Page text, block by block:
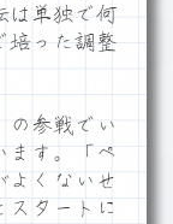
は単独で何
培った調整
参戦でい
ます。「ペ
よくないせ
スタートに